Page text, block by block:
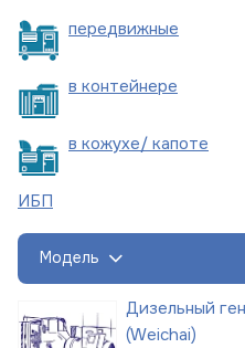
передвижные
в контейнере
в кожухе/ капоте
ИБП
Модель
Дизельный
(Weichai)